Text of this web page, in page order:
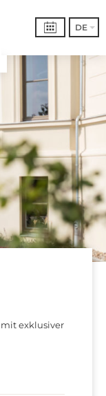
DE
exklusiver